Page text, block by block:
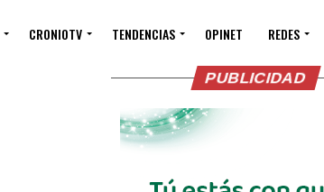
CRONIOTV TENDENCIAS OPINET REDES
PUBLICIDAD